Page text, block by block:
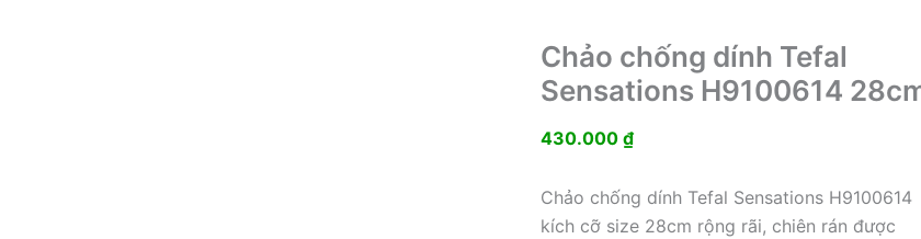
Chảo chống dính Tefal
Sensations H9100614
430.000 ₫
Chảo chống dính Tefal Sensations H9100614
kích cỡ size 28cm rộng rãi, chiên rán được